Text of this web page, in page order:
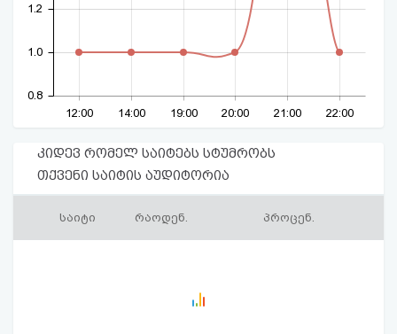
12:00 14:00 19:00 20:00 21:00 22:00
0.8
1.0
1.2
კიდევ რომელ საიტებს სტუმრობს
თქვენი საიტის აუდიტორია
საიტი რაოდენ. პროცენ.